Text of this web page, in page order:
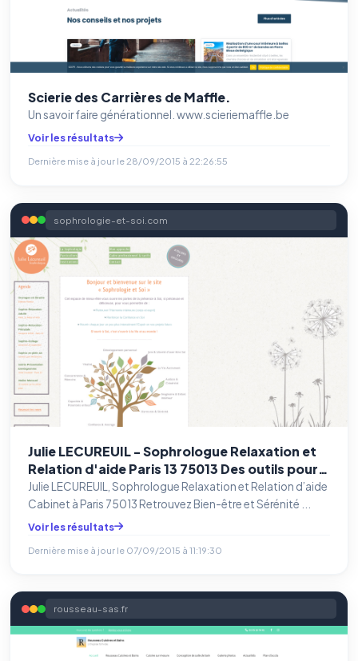
Scierie des Carrières de Maffle.
Un savoir faire générationnel. www.scieriemaffle.be
Voir les résultats
Dernière mise à jour le 28/09/2015 à 22:26:55
sophrologie-et-soi.com
Julie LECUREUIL - Sophrologue Relaxation et
Relation d'aide Paris 13 75013 Des outils pour
un mieux-être au quotidien Se reconnecter à
Soi
Julie LECUREUIL, Sophrologue Relaxation et Relation d’aide
Cabinet à Paris 75013 Retrouvez Bien-être et Sérénité ...
Voir les résultats
Dernière mise à jour le 07/09/2015 à 11:19:30
rousseau-sas.fr